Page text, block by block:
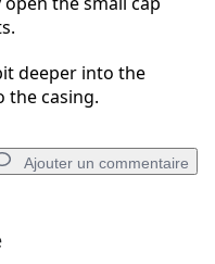
deeper into the
the casing.
Ajouter un commentaire